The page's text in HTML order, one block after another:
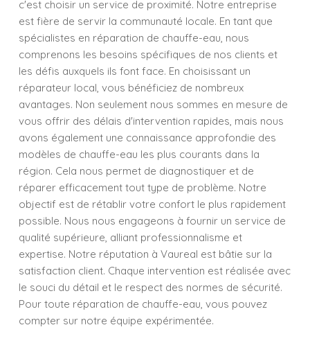
c'est choisir un service de proximité. Notre entreprise
est fière de servir la communauté locale. En tant que
spécialistes en réparation de chauffe-eau, nous
comprenons les besoins spécifiques de nos clients et
les défis auxquels ils font face. En choisissant un
réparateur local, vous bénéficiez de nombreux
avantages. Non seulement nous sommes en mesure de
vous offrir des délais d'intervention rapides, mais nous
avons également une connaissance approfondie des
modèles de chauffe-eau les plus courants dans la
région. Cela nous permet de diagnostiquer et de
réparer efficacement tout type de problème. Notre
objectif est de rétablir votre confort le plus rapidement
possible. Nous nous engageons à fournir un service de
qualité supérieure, alliant professionnalisme et
expertise. Notre réputation à Vaureal est bâtie sur la
satisfaction client. Chaque intervention est réalisée avec
le souci du détail et le respect des normes de sécurité.
Pour toute réparation de chauffe-eau, vous pouvez
compter sur notre équipe expérimentée.